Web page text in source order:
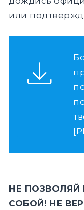
или
НЕ
СОБОЙ! НЕ